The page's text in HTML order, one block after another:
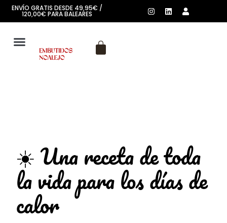
ENVÍO GRATIS DESDE 49,95€ /
120,00€ PARA BALEARES
☀️ Una receta de toda
la vida para los días de
calor